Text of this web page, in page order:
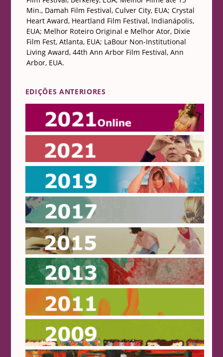
Min., Damah Film Festival, Culver City, EUA; Crystal
Heart Award, Heartland Film Festival, Indianápolis,
EUA; Melhor Roteiro Original e Melhor Ator, Dixie
Film Fest, Atlanta, EUA; LaBour Non-Institutional
Living Award, 44th Ann Arbor Film Festival, Ann
Arbor, EUA.
EDIÇÕES ANTERIORES
Online 2021
2021
2019
2017
2015
2013